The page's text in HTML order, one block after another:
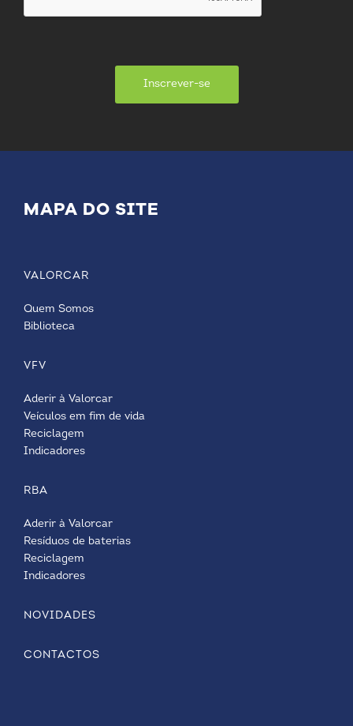
Inscrever-se
MAPA DO SITE
VALORCAR
Quem Somos
Biblioteca
VFV
Aderir à Valorcar
Veículos em fim de vida
Reciclagem
Indicadores
RBA
Aderir à Valorcar
Resíduos de baterias
Reciclagem
Indicadores
NOVIDADES
CONTACTOS